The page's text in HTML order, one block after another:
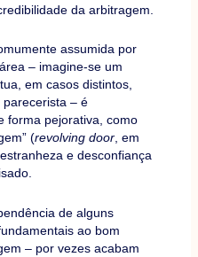
da arbitragem.
assumida por
– imagine-se um
em casos distintos,
– é
forma pejorativa, como
(revolving door, em
e desconfiança
de alguns
ao bom
– por vezes acabam